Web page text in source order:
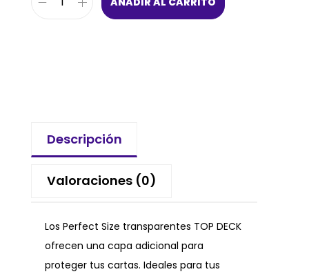
Descripción
Valoraciones (0)
Los Perfect Size transparentes TOP DECK
ofrecen una capa adicional para
proteger tus cartas. Ideales para tus